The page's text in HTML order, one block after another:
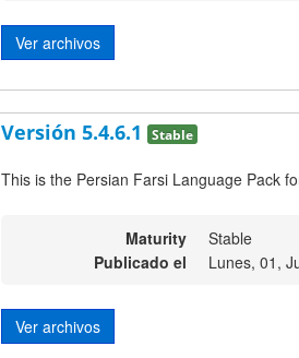
Ver archivos
Versión 5.4.6.1 Stable
This is the Persian Farsi Language Pack
Maturity
Stable
Publicado el
Lunes, 01,
Ver archivos